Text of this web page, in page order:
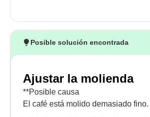
Posible solución encontrada
Ajustar la molienda
**Posible causa
El café está molido demasiado fino.